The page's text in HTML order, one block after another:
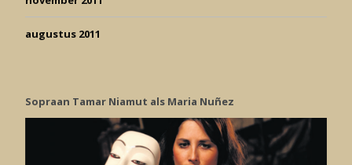
augustus 2011
Sopraan Tamar Niamut als Maria Nuñez